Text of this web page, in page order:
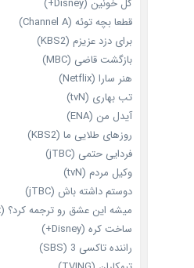
گل خونین (Disney+)
قطعا بچه توئه (Channel A)
برای دزد عزیزم (KBS2)
بازگشت قاضی (MBC)
هنر سارا (Netflix)
تب بهاری (tvN)
آیدل من (ENA)
روزهای طلایی ما (KBS2)
فردایی حتمی (jTBC)
وکیل مردم (tvN)
دوستم داشته باش (jTBC)
میشه این عشق رو ترجمه کرد؟ (Netflix)
ساخت کره (Disney+)
راننده تاکسی 3 (SBS)